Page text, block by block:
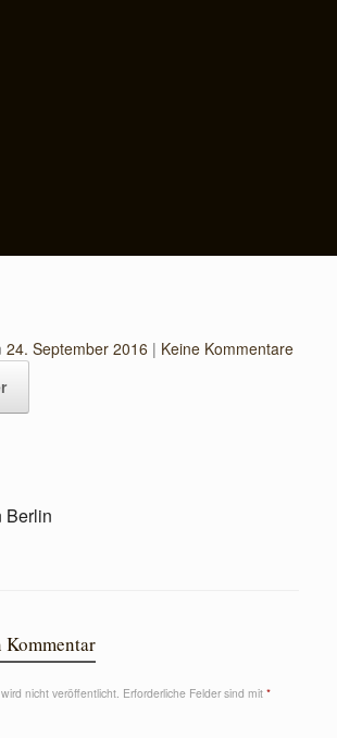
24. September 2016 | Keine Kommentare
Berlin
Kommentar
nicht veröffentlicht. Erforderliche Felder sind mit *